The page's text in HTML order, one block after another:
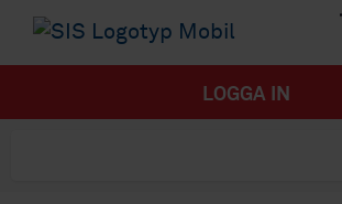
LOGGA IN